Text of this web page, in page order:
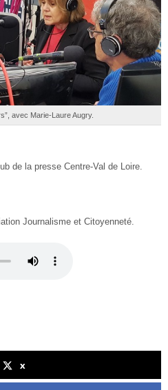
avec Marie-Laure Augry.
de la presse Centre-Val de Loire.
Journalisme et Citoyenneté.
x